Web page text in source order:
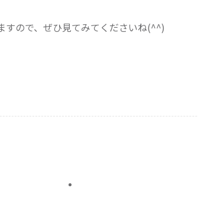
すので、ぜひ見てみてくださいね(^^)